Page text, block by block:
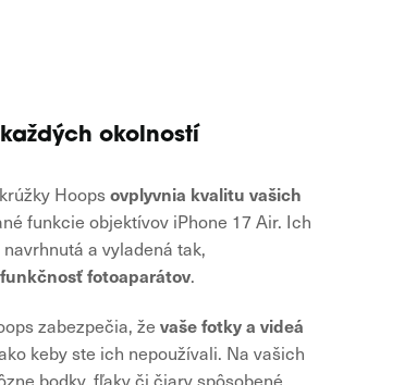
okolností
Hoopsovplyvnia kvalitu vašich
funkcie objektívov iPhone 17 Air. Ich
a vyladená tak,
fotoaparátov.
zabezpečia, že vaše fotky a videá
keby ste ich nepoužívali. Na vašich